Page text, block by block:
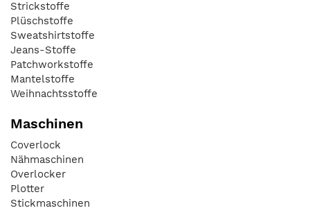
Strickstoffe
Plüschstoffe
Sweatshirtstoffe
Jeans-Stoffe
Patchworkstoffe
Mantelstoffe
Weihnachtsstoffe
Maschinen
Coverlock
Nähmaschinen
Overlocker
Plotter
Stickmaschinen